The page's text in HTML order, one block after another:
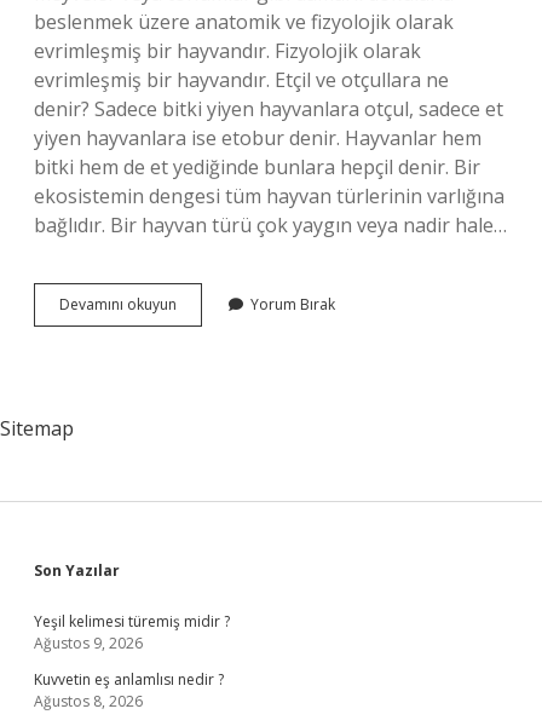
beslenmek üzere anatomik ve fizyolojik olarak
evrimleşmiş bir hayvandır. Fizyolojik olarak
evrimleşmiş bir hayvandır. Etçil ve otçullara ne
denir? Sadece bitki yiyen hayvanlara otçul, sadece et
yiyen hayvanlara ise etobur denir. Hayvanlar hem
bitki hem de et yediğinde bunlara hepçil denir. Bir
ekosistemin dengesi tüm hayvan türlerinin varlığına
bağlıdır. Bir hayvan türü çok yaygın veya nadir hale…
Devamını okuyun
Hayvanlara
Yorum Bırak
Sitemap
Sidebar
Son Yazılar
Yeşil kelimesi türemiş midir ?
Ağustos 9, 2026
Kuvvetin eş anlamlısı nedir ?
Ağustos 8, 2026